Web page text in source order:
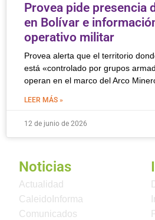
Provea pide presencia
en Bolívar e
operativo militar
Provea alerta que el territorio
está «controlado por grupos
operan en el marco del Arco
LEER MÁS »
12 de junio de 2026
Noticias
Actualidad
CaleidoInforma
Comunicados